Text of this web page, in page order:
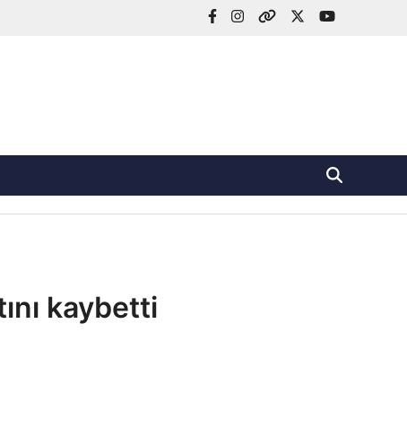
facebook
Instagram
X TwitterYouTube
kaybetti